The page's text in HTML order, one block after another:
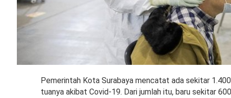
Pemerintah Kota Surabaya mencatat ada sekitar
tuanya akibat Covid-19. Dari jumlah itu, baru sekitar